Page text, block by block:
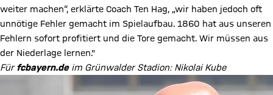
weiter machen“, erklärte Coach Ten Hag, „wir haben jedoch oft
unnötige Fehler gemacht im Spielaufbau. 1860 hat aus unseren
Fehlern sofort profitiert und die Tore gemacht. Wir müssen aus
der Niederlage lernen."
Fürfcbayern.deim Grünwalder Stadion: Nikolai Kube